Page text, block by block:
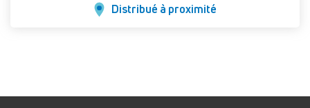
Distribué à proximité